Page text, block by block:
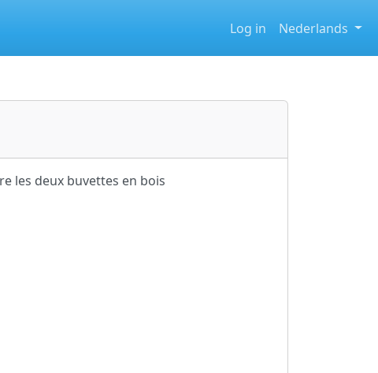
Log in Nederlands
les deux buvettes en bois